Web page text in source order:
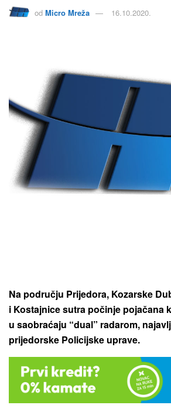
od Micro Mreža 16.10.2020.
Na području Prijedora, Kozarske
i Kostajnice sutra počinje pojačana
u saobraćaju “dual” radarom,
prijedorske Policijske uprave.